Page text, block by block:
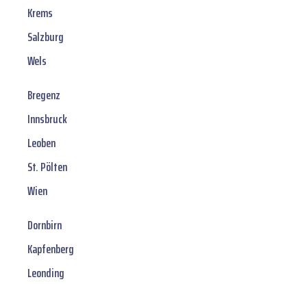
Krems
Salzburg
Wels
Bregenz
Innsbruck
Leoben
St. Pölten
Wien
Dornbirn
Kapfenberg
Leonding